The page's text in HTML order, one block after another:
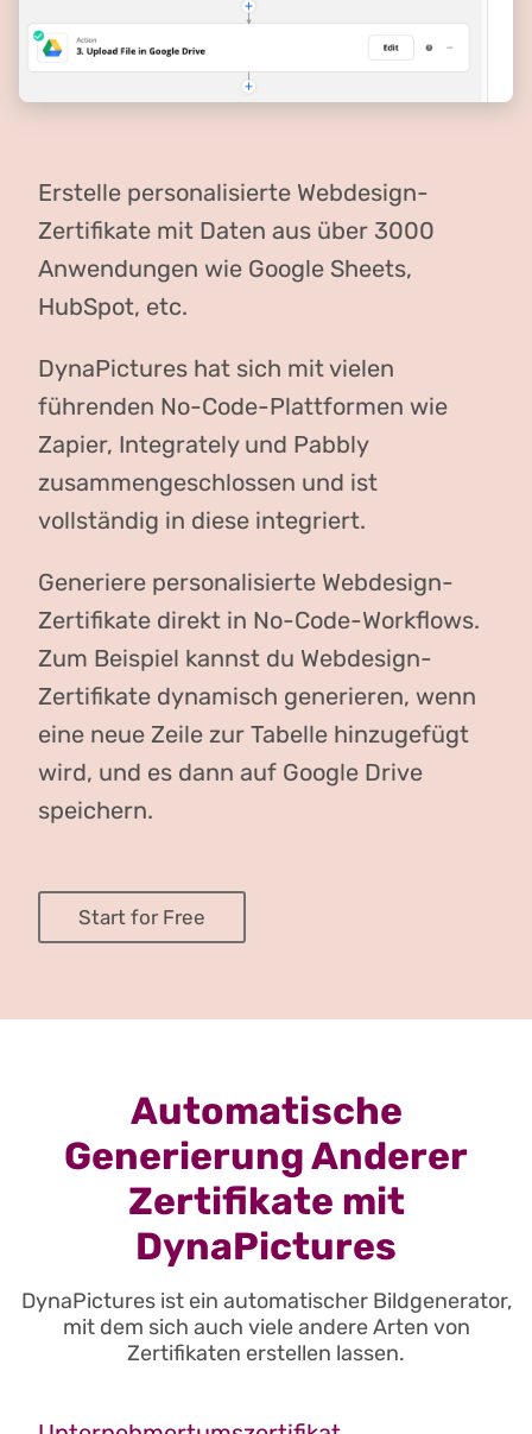
Erstelle personalisierte Webdesign-
Zertifikate mit Daten aus über 3000
Anwendungen wie Google Sheets,
HubSpot, etc.
DynaPictures hat sich mit vielen
führenden No-Code-Plattformen wie
Zapier, Integrately und Pabbly
zusammengeschlossen und ist
vollständig in diese integriert.
Generiere personalisierte Webdesign-
Zertifikate direkt in No-Code-Workflows.
Zum Beispiel kannst du Webdesign-
Zertifikate dynamisch generieren, wenn
eine neue Zeile zur Tabelle hinzugefügt
wird, und es dann auf Google Drive
speichern.
Start for Free
Automatische
Generierung Anderer
Zertifikate mit
DynaPictures
DynaPictures ist ein automatischer Bildgenerator,
mit dem sich auch viele andere Arten von
Zertifikaten erstellen lassen.